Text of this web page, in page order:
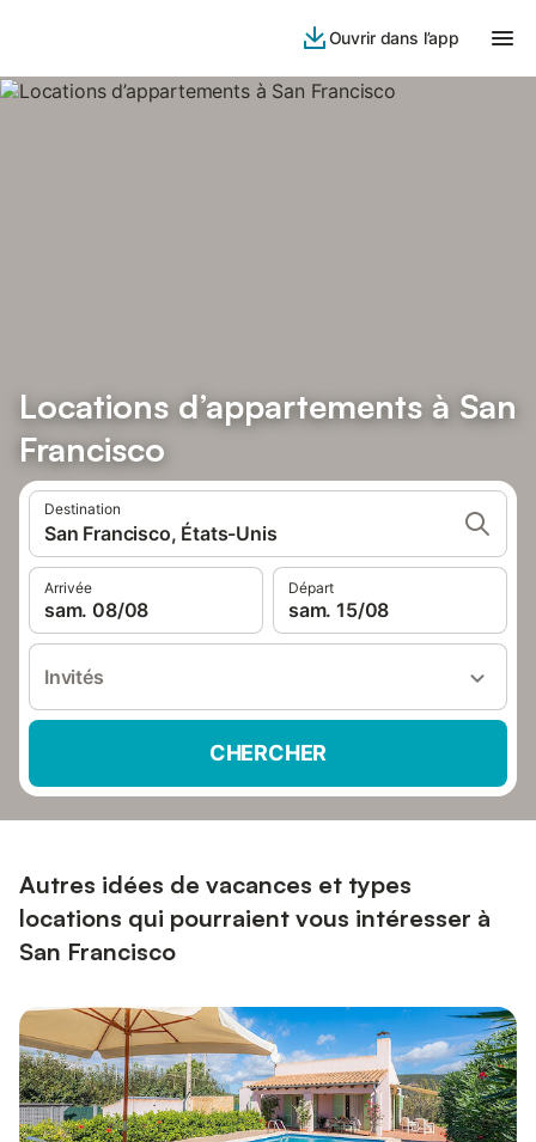
Ouvrir dans l’app
Locations d’appartements à San
Francisco
Destination
San Francisco, États-Unis
Arrivée
sam. 08/08
Départ
sam. 15/08
Invités
CHERCHER
Autres idées de vacances et types
locations qui pourraient vous intéresser à
San Francisco